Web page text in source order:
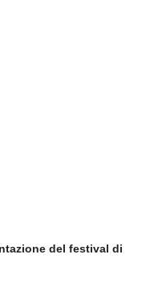
del festival di